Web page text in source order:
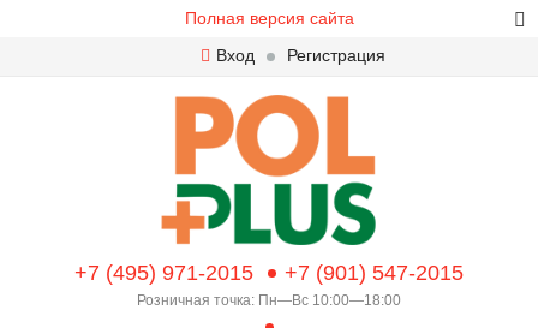
Полная версия сайта
Вход
Регистрация
+7 (495) 971-2015 +7 (901) 547-2015
Розничная точка: Пн—Вс 10:00—18:00